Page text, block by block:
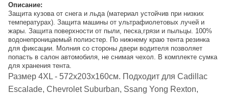
Описание:
Защита кузова от снега и льда (материал устойчив при низких
температурах). Защита машины от ультрафиолетовых лучей и
жары. Защита поверхности от пыли, песка,грязи и пыльцы. 100%
водонепроницаемый полиэстер. По нижнему краю тента резинка
для фиксации. Молния со стороны двери водителя позволяет
попасть в салон автомобиля, не снимая чехол. В комплекте сумка
для хранения тента.
Размер 4XL - 572х203х160см. Подходит для Cadillac
Escalade, Chevrolet Suburban, Ssang Yong Rexton,